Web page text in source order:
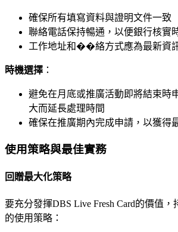
確保所有填寫資料與證明文件一致
聯絡電話保持暢通，以便銀行核實
工作地址和��絡方式應為最新資
時機選擇 ：
避免在月底或推廣活動即將結束時
大而延長處理時間
確保在推廣期內完成申請，以獲得
使用策略與最佳實務
回贈最大化策略
要充分發揮DBS Live Fresh Card的價值
的使用策略：